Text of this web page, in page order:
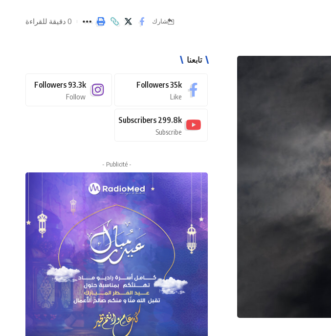
شارك 0 دقيقة للقراءة
تابعنا
35k
Followers
Like
93.3k
Followers
Follow
299.8k
Subscribers
Subscribe
- Publicité -